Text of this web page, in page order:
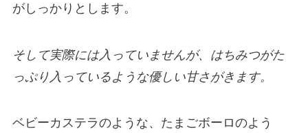
がしっかりとします。
そして実際には入っていませんが、はちみつがた
っぷり入っているような優しい甘さがきます。
ベビーカステラのような、たまごボーロのよう